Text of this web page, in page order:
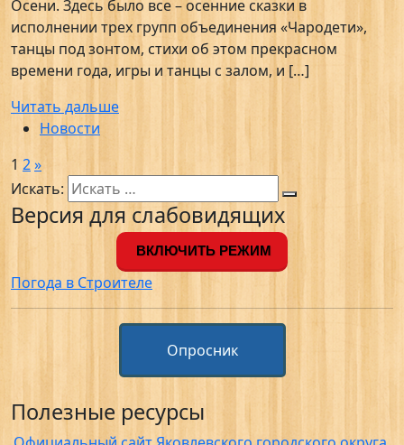
Осени. Здесь было все – осенние сказки в
исполнении трех групп объединения «Чародети»,
танцы под зонтом, стихи об этом прекрасном
времени года, игры и танцы с залом, и […]
Читать дальше
Новости
1 2»
Искать:
Версия для слабовидящих
ВКЛЮЧИТЬ РЕЖИМ
Погода в Строителе
Опросник
Полезные ресурсы